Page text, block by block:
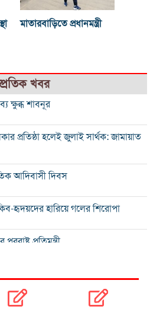
মাতারবাড়িতে প্রধানমন্ত্রী
খবর
ক্ষুব্ধ শাবনূর
প্রতিষ্ঠা হলেই জুলাই সার্থক: জামায়াত
আদিবাসী দিবস
হৃদয়দের হারিয়ে গলের শিরোপা
প্রতিমন্ত্রী